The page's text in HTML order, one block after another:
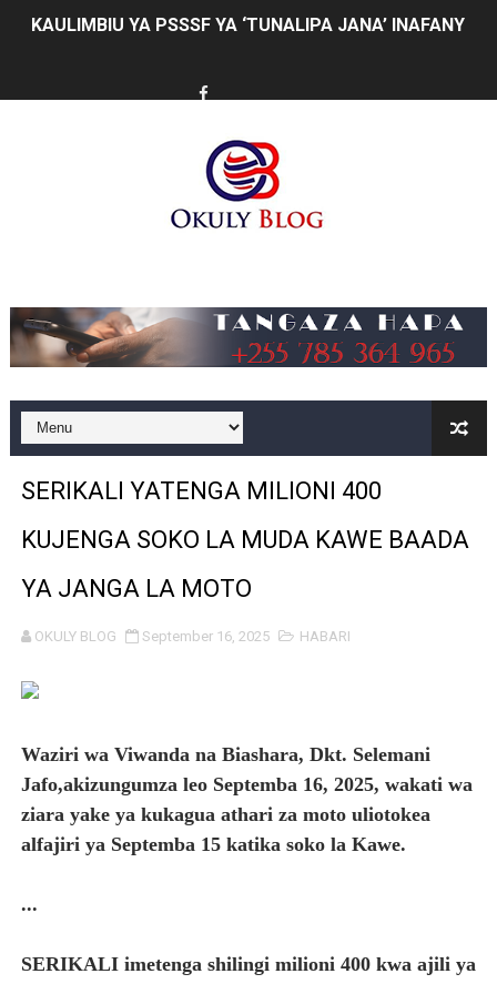
KAULIMBIU YA PSSSF YA ‘TUNALIPA JANA’
Taasisi 54 za Umma kuwasilisha taarifa za utendaji wa
WAKULIMA, WAFUGAJI, WAVUVI WAPONGEZWA KWA
WAMILIKI VITUO VYA KULEA WATOTO WAHIMIZWA
TARURA YAONGEZA KASI UJENZI WA BARABARA ZA
CDICD YAONGEZA THAMANI YA BLACK GRANITE
MKANDARASI AKAMILISHA AWAMU YA KWANZA YA
SERIKALI KUSHIRIKIANA NA SEKTA BINAFSI KUDHIBITI
WAZIRI DKT. GWAJIMA AMKABIDHI BAJAJI MPYA PIUS
NISHATI MBADALA 'RAFIKI BRIQUETTES' YAFUNGUA
SERIKALI YAHAKIKISHA UPATIKANAJI WA MBOLEA,
SERIKALI YATENGA MILIONI 400
KUJENGA SOKO LA MUDA KAWE BAADA
YA JANGA LA MOTO
OKULY BLOG September 16, 2025 HABARI
Waziri wa Viwanda na Biashara, Dkt. Selemani
Jafo,akizungumza leo Septemba 16, 2025, wakati wa
ziara yake ya kukagua athari za moto uliotokea
alfajiri ya Septemba 15 katika soko la Kawe.
...
SERIKALI imetenga shilingi milioni 400 kwa ajili ya